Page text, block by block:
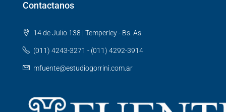
Contactanos
14 de Julio 138 | Temperley - Bs. As.
(011) 4243-3271 - (011) 4292-3914
mfuente@estudiogorrini.com.ar